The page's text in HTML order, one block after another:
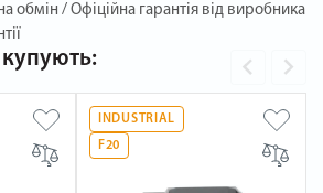
обмін / Офіційна гарантія від виробника
INDUSTRIAL
F20